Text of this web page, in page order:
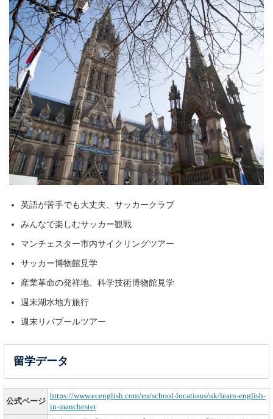
英語が苦手でも大丈夫、サッカークラブ
みんなで楽しむサッカー観戦
マンチェスター市内サイクリングツアー
サッカー博物館見学
産業革命の発祥地、科学技術博物館見学
週末湖水地方旅行
週末リバプールツアー
留学データ
公式ページ
https://www.ecenglish.com/en/school-locations/uk/learn-english-
in-manchester